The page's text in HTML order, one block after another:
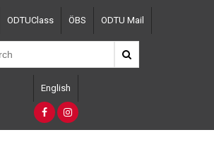
ODTUClass ÖBS ODTU Mail
English